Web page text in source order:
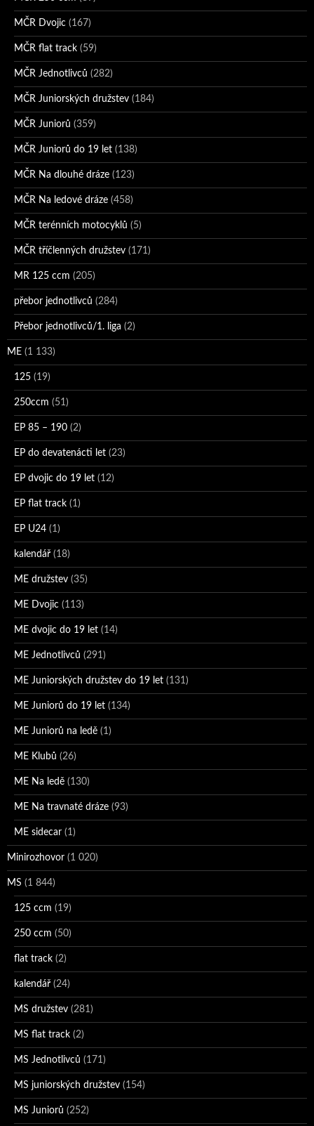
MČR Dvojic (167)
MČR flat track (59)
MČR Jednotlivců (282)
MČR Juniorských družstev (184)
MČR Juniorů (359)
MČR Juniorů do 19 let (138)
MČR Na dlouhé dráze (123)
MČR Na ledové dráze (458)
MČR terénních motocyklů (5)
MČR tříčlenných družstev (171)
MR 125 ccm (205)
přebor jednotlivců (284)
Přebor jednotlivců/1. liga (2)
ME (1 133)
125 (19)
250ccm (51)
EP 85 – 190 (2)
EP do devatenácti let (23)
EP dvojic do 19 let (12)
EP flat track (1)
EP U24 (1)
kalendář (18)
ME družstev (35)
ME Dvojic (113)
ME dvojic do 19 let (14)
ME Jednotlivců (291)
ME Juniorských družstev do 19 let (131)
ME Juniorů do 19 let (134)
ME Juniorů na ledě (1)
ME Klubů (26)
ME Na ledě (130)
ME Na travnaté dráze (93)
ME sidecar (1)
Minirozhovor (1 020)
MS (1 844)
125 ccm (19)
250 ccm (50)
flat track (2)
kalendář (24)
MS družstev (281)
MS flat track (2)
MS Jednotlivců (171)
MS juniorských družstev (154)
MS Juniorů (252)